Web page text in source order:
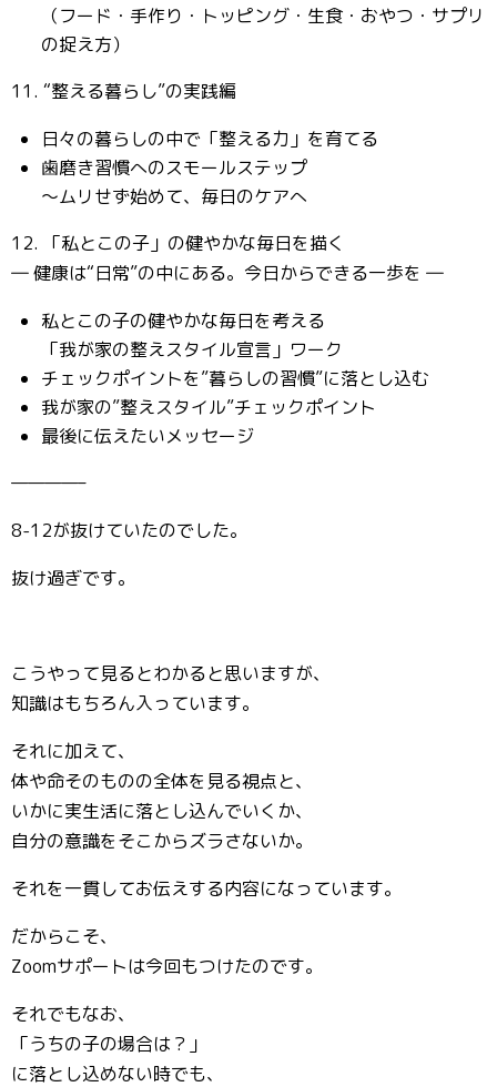
（フード・手作り・トッピング・生食・おやつ・サプリ
の捉え方）
11. “整える暮らし”の実践編
日々の暮らしの中で「整える力」を育てる
歯磨き習慣へのスモールステップ
〜ムリせず始めて、毎日のケアへ
12. 「私とこの子」の健やかな毎日を描く
― 健康は“日常”の中にある。今日からできる一歩を ―
私とこの子の健やかな毎日を考える
「我が家の整えスタイル宣言」ワーク
チェックポイントを”暮らしの習慣”に落とし込む
我が家の”整えスタイル”チェックポイント
最後に伝えたいメッセージ
————–
8-12が抜けていたのでした。
抜け過ぎです。
こうやって見るとわかると思いますが、
知識はもちろん入っています。
それに加えて、
体や命そのものの全体を見る視点と、
いかに実生活に落とし込んでいくか、
自分の意識をそこからズラさないか。
それを一貫してお伝えする内容になっています。
だからこそ、
Zoomサポートは今回もつけたのです。
それでもなお、
「うちの子の場合は？」
に落とし込めない時でも、